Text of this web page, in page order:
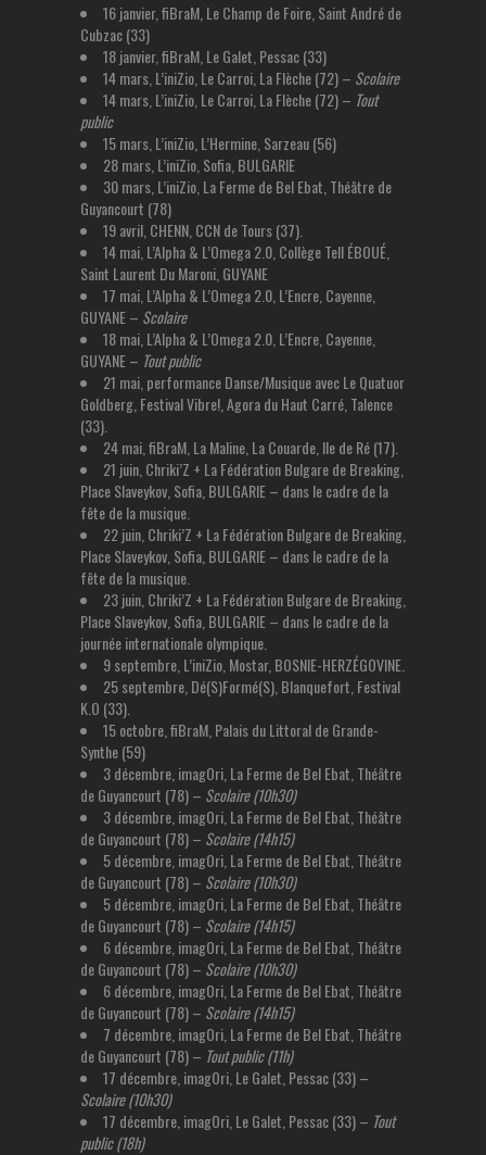
16 janvier, fiBraM, Le Champ de Foire, Saint André de
Cubzac (33)
18 janvier, fiBraM, Le Galet, Pessac (33)
14 mars, L’iniZio, Le Carroi, La Flèche (72) – Scolaire
14 mars, L’iniZio, Le Carroi, La Flèche (72) – Tout
public
15 mars, L’iniZio, L’Hermine, Sarzeau (56)
28 mars, L’iniZio, Sofia, BULGARIE
30 mars, L’iniZio, La Ferme de Bel Ebat, Théâtre de
Guyancourt (78)
19 avril, CHENN, CCN de Tours (37).
14 mai, L’Alpha & L’Omega 2.0, Collège Tell ÉBOUÉ,
Saint Laurent Du Maroni, GUYANE
17 mai, L’Alpha & L’Omega 2.0, L’Encre, Cayenne,
GUYANE – Scolaire
18 mai, L’Alpha & L’Omega 2.0, L’Encre, Cayenne,
GUYANE – Tout public
21 mai, performance Danse/Musique avec Le Quatuor
Goldberg, Festival Vibre!, Agora du Haut Carré, Talence
(33).
24 mai, fiBraM, La Maline, La Couarde, Ile de Ré (17).
21 juin, Chriki’Z + La Fédération Bulgare de Breaking,
Place Slaveykov, Sofia, BULGARIE – dans le cadre de la
fête de la musique.
22 juin, Chriki’Z + La Fédération Bulgare de Breaking,
Place Slaveykov, Sofia, BULGARIE – dans le cadre de la
fête de la musique.
23 juin, Chriki’Z + La Fédération Bulgare de Breaking,
Place Slaveykov, Sofia, BULGARIE – dans le cadre de la
journée internationale olympique.
9 septembre, L’iniZio, Mostar, BOSNIE-HERZÉGOVINE.
25 septembre, Dé(S)Formé(S), Blanquefort, Festival
K.O (33).
15 octobre, fiBraM, Palais du Littoral de Grande-
Synthe (59)
3 décembre, imagOri, La Ferme de Bel Ebat, Théâtre
de Guyancourt (78) – Scolaire (10h30)
3 décembre, imagOri, La Ferme de Bel Ebat, Théâtre
de Guyancourt (78) – Scolaire (14h15)
5 décembre, imagOri, La Ferme de Bel Ebat, Théâtre
de Guyancourt (78) – Scolaire (10h30)
5 décembre, imagOri, La Ferme de Bel Ebat, Théâtre
de Guyancourt (78) – Scolaire (14h15)
6 décembre, imagOri, La Ferme de Bel Ebat, Théâtre
de Guyancourt (78) – Scolaire (10h30)
6 décembre, imagOri, La Ferme de Bel Ebat, Théâtre
de Guyancourt (78) – Scolaire (14h15)
7 décembre, imagOri, La Ferme de Bel Ebat, Théâtre
de Guyancourt (78) – Tout public (11h)
17 décembre, imagOri, Le Galet, Pessac (33) –
Scolaire (10h30)
17 décembre, imagOri, Le Galet, Pessac (33) – Tout
public (18h)